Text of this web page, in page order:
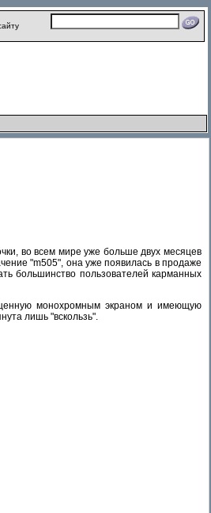
во всем мире уже больше двух месяцев
"m505", она уже появилась в продаже
большинство пользователей карманных
монохромным экраном и имеющую
лишь "вскользь".